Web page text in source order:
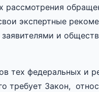
экспертные
и
тех федеральных и
требует Закон,